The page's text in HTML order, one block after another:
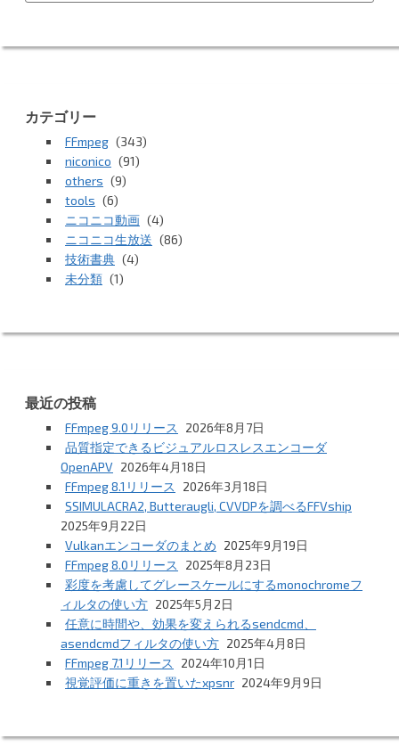
カテゴリー
FFmpeg (343)
niconico (91)
others (9)
tools (6)
ニコニコ動画 (4)
ニコニコ生放送 (86)
技術書典 (4)
未分類 (1)
最近の投稿
FFmpeg 9.0リリース
2026年8月7日
品質指定できるビジュアルロスレスエンコーダ
OpenAPV 2026年4月18日
FFmpeg 8.1リリース
2026年3月18日
SSIMULACRA2, Butteraugli, CVVDPを調べるFFVship
2025年9月22日
Vulkanエンコーダのまとめ 2025年9月19日
FFmpeg 8.0リリース
2025年8月23日
彩度を考慮してグレースケールにするmonochromeフ
ィルタの使い方 2025年5月2日
任意に時間や、効果を変えられるsendcmd、
asendcmdフィルタの使い方 2025年4月8日
FFmpeg 7.1リリース
2024年10月1日
視覚評価に重きを置いたxpsnr 2024年9月9日